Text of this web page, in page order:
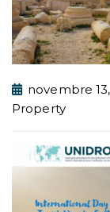
novembre
Property